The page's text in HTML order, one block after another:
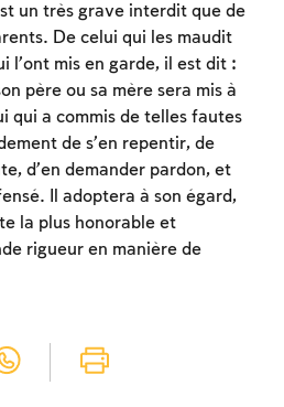
un très grave interdit que de
De celui qui les maudit
l’ont mis en garde, il est dit :
père ou sa mère sera mis à
qui a commis de telles fautes
de s’en repentir, de
d’en demander pardon, et
Il adoptera à son égard,
la plus honorable et
rigueur en manière de